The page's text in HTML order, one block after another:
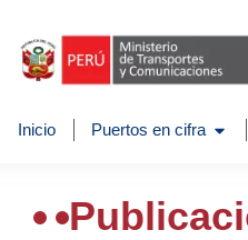
Inicio Puertos en cifra